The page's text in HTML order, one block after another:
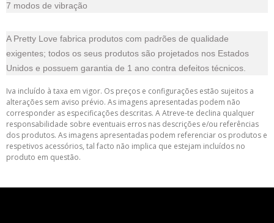
7 modos de vibração
A Pretty Love fabrica produtos com padrões de qualidade
exigentes; todos os seus produtos são projetados nos Estados
Unidos e possuem garantia de 1 ano contra defeitos técnicos.
Iva incluído à taxa em vigor. Os preços e configurações estão sujeitos a
alterações sem aviso prévio. As imagens apresentadas podem não
corresponder as especificações descritas. A Atreve-te declina qualquer
responsabilidade sobre eventuais erros nas descrições e/ou referências
dos produtos. As imagens apresentadas podem referenciar os produtos e
respetivos acessórios, tal facto não implica que estejam incluídos no
produto em questão.